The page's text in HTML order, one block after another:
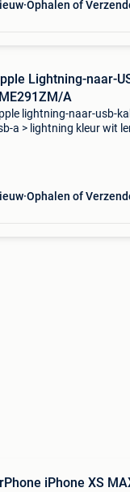
Ophalen of
Lightning-naar-
A
lightning-naar-usb-
a > lightning kleur wit
Ophalen of
iPhone XS